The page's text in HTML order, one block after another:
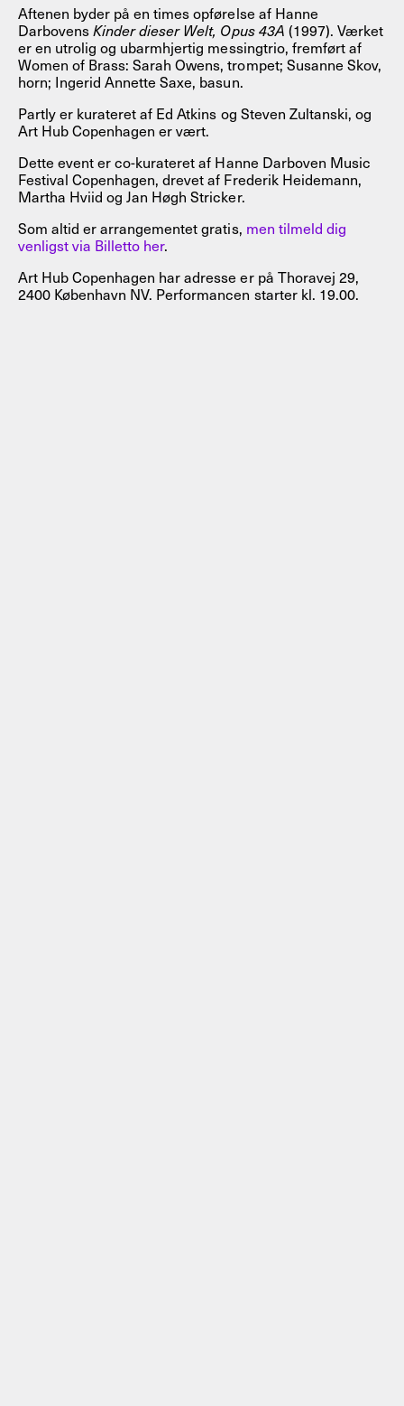
Aftenen byder på en times opførelse af Hanne
DarbovensKinder dieser Welt, Opus 43A (1997). Værket
er en utrolig og ubarmhjertig messingtrio, fremført af
Women of Brass: Sarah Owens, trompet; Susanne Skov,
horn; Ingerid Annette Saxe, basun.
Partly er kurateret af Ed Atkins og Steven Zultanski, og
Art Hub Copenhagen er vært.
Dette event er co-kurateret af Hanne Darboven Music
Festival Copenhagen, drevet af Frederik Heidemann,
Martha Hviid og Jan Høgh Stricker.
Som altid er arrangementet gratis, men tilmeld dig
venligst via Billetto her.
Art Hub Copenhagen har adresse er på Thoravej 29,
2400 København NV. Performancen starter kl. 19.00.